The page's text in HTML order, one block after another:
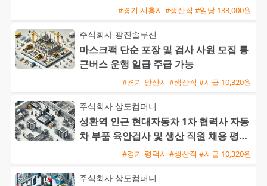
#경기 시흥시 #생산직 #일당 133,000원
주식회사 광진솔루션
마스크팩 단순 포장 및 검사 사원 모집 통
근버스 운행 일급 주급 가능
#경기 안산시 #생산직 #시급 10,320원
주식회사 상도컴퍼니
성환역 인근 현대자동차 1차 협력사 자동
차 부품 육안검사 및 생산 직원 채용 평택
통근버스 운행#경기 평택시 #생산직 #시급 10,320원
주식회사 상도컴퍼니